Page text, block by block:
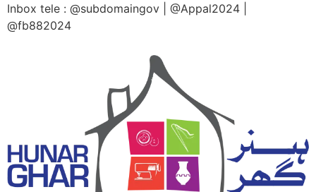
Inbox tele : @subdomaingov | @Appal2024 |
@fb882024